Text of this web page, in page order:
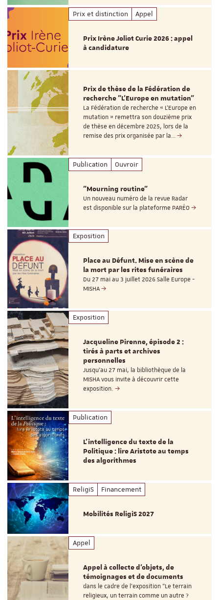
Prix et distinction Appel
Prix Irène Joliot Curie 2026 : appel
à candidature
Prix de thèse de la Fédération de
recherche "L’Europe en mutation"
La Fédération de recherche « L’Europe en
mutation » remettra son douzième prix
de thèse en décembre 2025, lors de la
remise des prix organisée par la…
Publication Ouvroir
"Mourning routine"
Un nouveau numéro de la revue Radar
est disponible sur la plateforme PARÉO
Exposition
Place au Défunt. Mise en scène de
la mort par les rites funéraires
Du 27 mai au 3 juillet 2026 Salle Europe -
MISHA
Exposition
Jacqueline Pirenne, épisode 2 :
tirés à parts et archives
personnelles
Jusqu’au 27 mai, la bibliothèque de la
MISHA vous invite à découvrir cette
exposition.
Publication
L’intelligence du texte de la
Politique : lire Aristote au temps
des algorithmes
ReligiS Financement
Mobilités ReligiS 2027
Appel
Appel à collecte d'objets, de
témoignages et de documents
dans le cadre de l'exposition "Le terrain
religieux, un terrain comme un autre ?